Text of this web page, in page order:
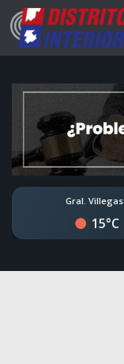
Gral. Villegas
15°C